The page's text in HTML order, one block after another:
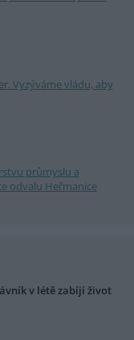
Vyzýváme vládu, aby
průmyslu a
odvalu Heřmanice
v létě zabíjí život